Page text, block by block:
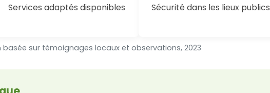
Services adaptés disponibles Sécurité dans les lieux publics
basée sur témoignages locaux et observations, 2023